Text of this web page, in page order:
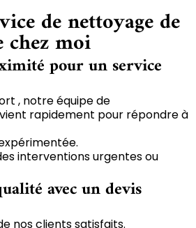
de nettoyage de
chez moi
pour un service
, notre équipe de
rapidement pour répondre à
interventions urgentes ou
avec un devis
nos clients satisfaits.